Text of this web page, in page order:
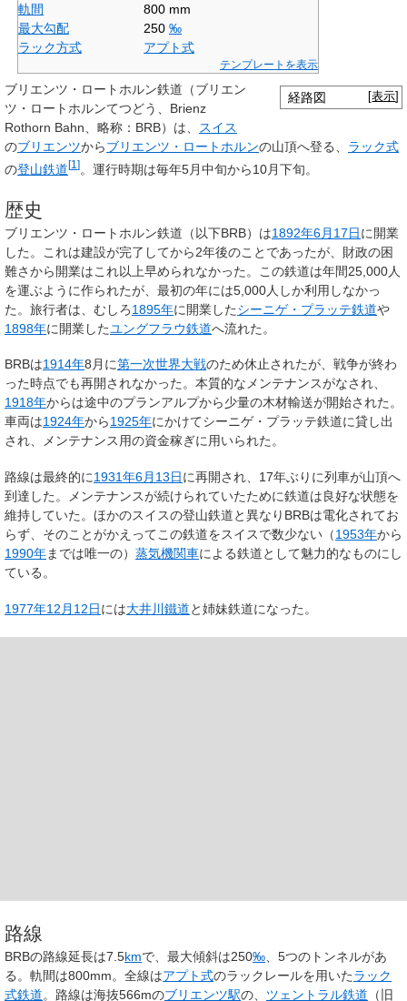
軌間
800 mm
最大勾配
250 ‰
ラック方式
アプト式
テンプレートを表示
[表示]
経路図
ブリエンツ・ロートホルン鉄道 （ブリエン
ツ・ロートホルンてつどう、 Brienz
Rothorn Bahn 、略称： BRB）は、
スイス
のブリエンツからブリエンツ・ロートホルンの山頂へ登る、 ラック式
の登山鉄道[1 ]。運行時期は毎年5月中旬から10月下旬。
歴史
ブリエンツ・ロートホルン鉄道（以下BRB）は1892年6月17日に開業
した。これは建設が完了してから2年後のことであったが、財政の困
難さから開業はこれ以上早められなかった。この鉄道は年間25,000人
を運ぶように作られたが、最初の年には5,000人しか利用しなかっ
た。旅行者は、むしろ1895年に開業したシーニゲ・プラッテ鉄道や
1898年に開業したユングフラウ鉄道へ流れた。
BRBは1914年8月に第一次世界大戦のため休止されたが、戦争が終わ
った時点でも再開されなかった。本質的なメンテナンスがなされ、
1918年からは途中のプランアルプから少量の木材輸送が開始された。
車両は1924年から1925年にかけてシーニゲ・プラッテ鉄道に貸し出
され、メンテナンス用の資金稼ぎに用いられた。
路線は最終的に1931年6月13日に再開され、17年ぶりに列車が山頂へ
到達した。メンテナンスが続けられていたために鉄道は良好な状態を
維持していた。ほかのスイスの登山鉄道と異なりBRBは電化されてお
らず、そのことがかえってこの鉄道をスイスで数少ない（1953年から
1990年までは唯一の） 蒸気機関車による鉄道として魅力的なものにし
ている。
1977年12月12日には大井川鐵道と姉妹鉄道になった。
路線
BRBの路線延長は7.5kmで、最大傾斜は250‰ 、5つのトンネルがあ
る。軌間は800mm。全線はアプト式のラックレールを用いたラック
式鉄道。路線は海抜566mのブリエンツ駅の、 ツェントラル鉄道 （旧